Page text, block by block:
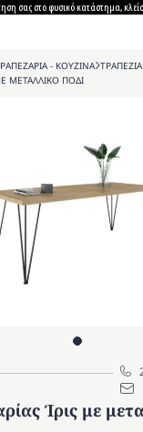
σας στο φυσικό κατάστημα,
- ΚΟΥΖΙΝΑ>ΤΡΑΠΕΖΙΑ
ΜΕΤΑΛΛΙΚΟ ΠΟΔΙ
Ίρις με